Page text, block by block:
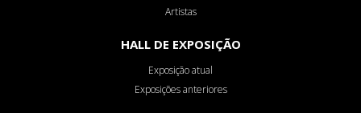
Artistas
HALL DE EXPOSIÇÃO
Exposição atual
Exposições anteriores